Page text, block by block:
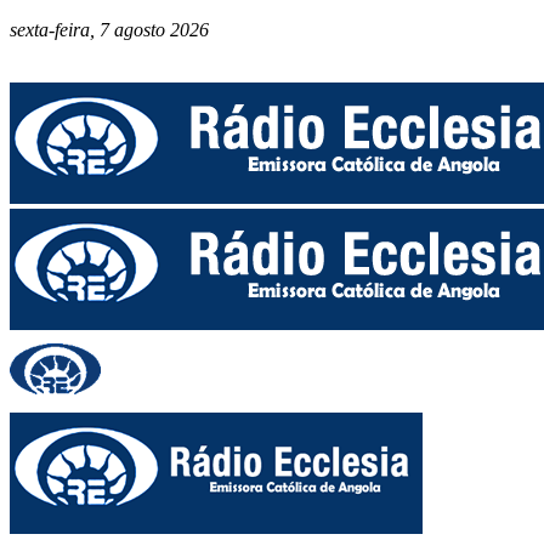
sexta-feira, 7 agosto 2026